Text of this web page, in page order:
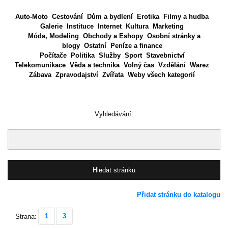
Auto-Moto Cestování Dům a bydlení Erotika
Filmy a hudba
Galerie
Instituce Internet Kultura
Marketing
Móda, Modeling Obchody a Eshopy Osobní stránky a
blogy Ostatní
Peníze a finance
Počítače
Politika Služby Sport Stavebnictví
Telekomunikace Věda a technika Volný čas Vzdělání Warez
Zábava Zpravodajství Zvířata Weby všech kategorií
Vyhledávání:
Přidat stránku do katalogu
Strana: 1 3